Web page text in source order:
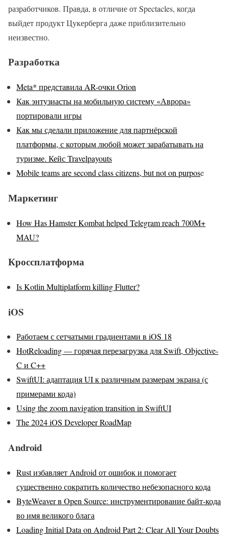
разработчиков. Правда, в отличие от Spectacles, когда
выйдет продукт Цукерберга даже приблизительно
неизвестно.
Разработка
Meta* представила AR-очки Orion
Как энтузиасты на мобильную систему «Аврора»
портировали игры
Как мы сделали приложение для партнёрской
платформы, с которым любой может зарабатывать на
туризме. Кейс Travelpayouts
Mobile teams are second class citizens, but not on purpose
Маркетинг
How Has Hamster Kombat helped Telegram reach 700M+
MAU?
Кроссплатформа
Is Kotlin Multiplatform killing Flutter?
iOS
Работаем с сетчатыми градиентами в iOS 18
HotReloading — горячая перезагрузка для Swift, Objective-
C и C++
SwiftUI: адаптация UI к различным размерам экрана (с
примерами кода)
Using the zoom navigation transition in SwiftUI
The 2024 iOS Developer RoadMap
Android
Rust избавляет Android от ошибок и помогает
существенно сократить количество небезопасного кода
ByteWeaver в Open Source: инструментирование байт-кода
во имя великого блага
Loading Initial Data on Android Part 2: Clear All Your Doubts